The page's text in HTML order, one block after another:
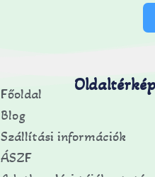
Oldaltérkép
Főoldal
Blog
Szállítási információk
ÁSZF